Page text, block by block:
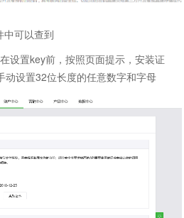
中可以查到
设置key前，按照页面提示，安装证
动设置32位长度的任意数字和字母